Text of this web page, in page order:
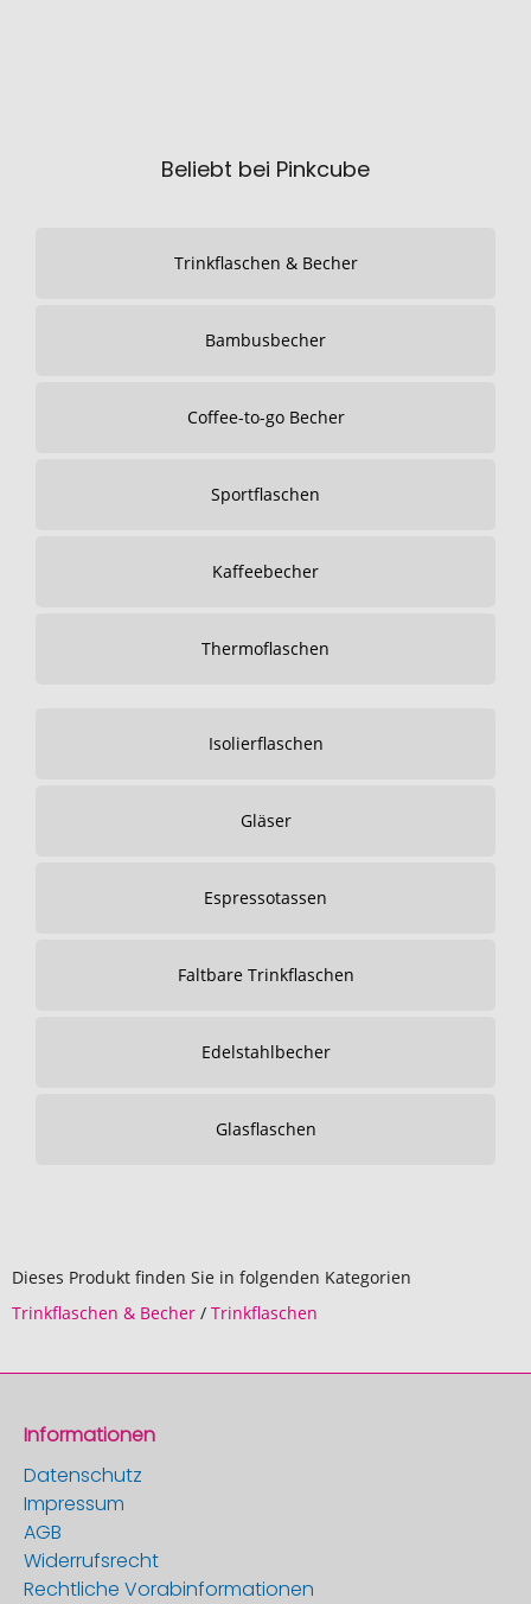
Beliebt bei Pinkcube
Trinkflaschen & Becher
Bambusbecher
Coffee-to-go Becher
Sportflaschen
Kaffeebecher
Thermoflaschen
Isolierflaschen
Gläser
Espressotassen
Faltbare Trinkflaschen
Edelstahlbecher
Glasflaschen
Dieses Produkt finden Sie in folgenden Kategorien
Trinkflaschen & Becher / Trinkflaschen
Informationen
Datenschutz
Impressum
AGB
Widerrufsrecht
Rechtliche Vorabinformationen